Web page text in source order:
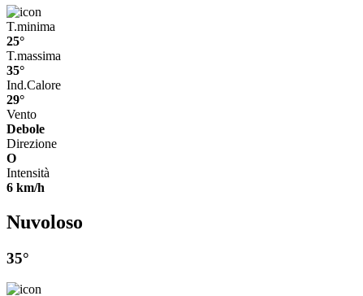
T.minima
25°
T.massima
35°
Ind.Calore
29°
Vento
Debole
Direzione
O
Intensità
6 km/h
Nuvoloso
35°